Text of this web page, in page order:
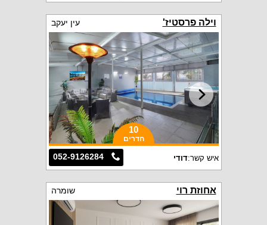
וילה פרסטיז' עין יעקב
10
חדרים
052-9126284 איש קשר:דודי
אחוזת רוי שומרה